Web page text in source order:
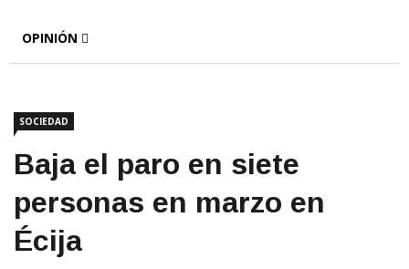
OPINIÓN
SOCIEDAD
Baja el paro en siete
personas en marzo en
Écija